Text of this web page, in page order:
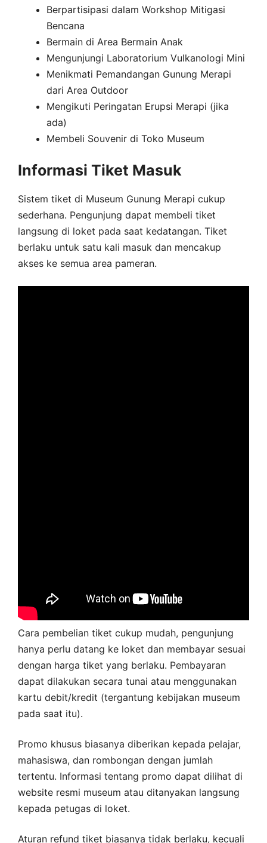
Berpartisipasi dalam Workshop Mitigasi
Bencana
Bermain di Area Bermain Anak
Mengunjungi Laboratorium Vulkanologi Mini
Menikmati Pemandangan Gunung Merapi
dari Area Outdoor
Mengikuti Peringatan Erupsi Merapi (jika
ada)
Membeli Souvenir di Toko Museum
Informasi Tiket Masuk
Sistem tiket di Museum Gunung Merapi cukup
sederhana. Pengunjung dapat membeli tiket
langsung di loket pada saat kedatangan. Tiket
berlaku untuk satu kali masuk dan mencakup
akses ke semua area pameran.
Cara pembelian tiket cukup mudah, pengunjung
hanya perlu datang ke loket dan membayar sesuai
dengan harga tiket yang berlaku. Pembayaran
dapat dilakukan secara tunai atau menggunakan
kartu debit/kredit (tergantung kebijakan museum
pada saat itu).
Promo khusus biasanya diberikan kepada pelajar,
mahasiswa, dan rombongan dengan jumlah
tertentu. Informasi tentang promo dapat dilihat di
website resmi museum atau ditanyakan langsung
kepada petugas di loket.
Aturan refund tiket biasanya tidak berlaku, kecuali